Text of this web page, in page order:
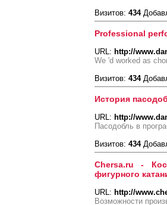
Визитов: 434
Professional
URL: http://
We 'd worked as
Визитов: 434
История
URL: http://
Пасодобль в
Визитов: 434
Chersa.ru -
фигурного
URL: http://
Возможности